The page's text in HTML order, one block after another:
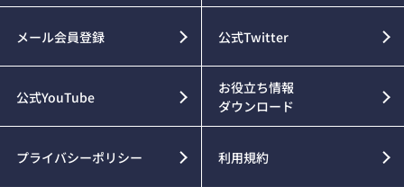
メール会員登録 公式Twitter
公式YouTube
お役立ち情報
ダウンロード
プライバシーポリシー 利用規約